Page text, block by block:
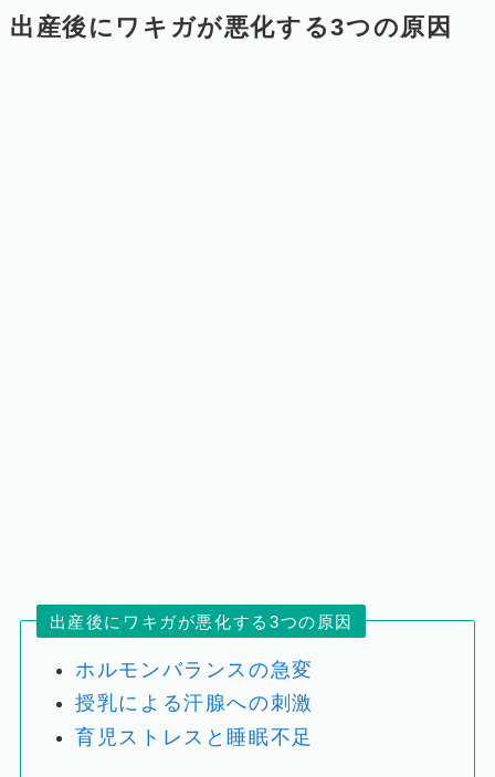
出産後にワキガが悪化する3つの原因
出産後にワキガが悪化する3つの原因
ホルモンバランスの急変
授乳による汗腺への刺激
育児ストレスと睡眠不足